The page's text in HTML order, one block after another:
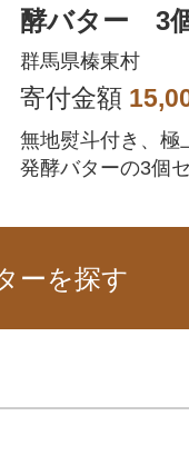
酵バター 3
群馬県榛東村
寄付金額
無地熨斗付き、極
発酵バターの3個
です。
ーを探す